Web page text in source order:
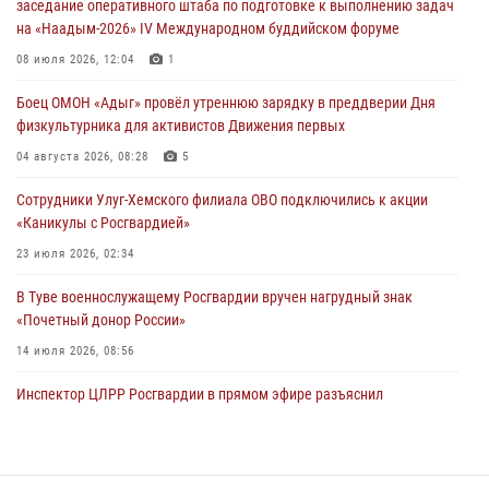
26 сигналов «Тревога» с автотранспортов отработали экипажи
задержаний Росгвардии в Туве с начала года
В Туве офицер Росгвардии подвела итоги юбилейного личного
забега
заседание оперативного штаба по подготовке к выполнению задач
на «Наадым-2026» IV Международном буддийском форуме
08 июля 2026, 12:04 1
Боец ОМОН «Адыг» провёл утреннюю зарядку в преддверии Дня
физкультурника для активистов Движения первых
04 августа 2026, 08:28 5
Сотрудники Улуг-Хемского филиала ОВО подключились к акции
«Каникулы с Росгвардией»
23 июля 2026, 02:34
В Туве военнослужащему Росгвардии вручен нагрудный знак
«Почетный донор России»
14 июля 2026, 08:56
Инспектор ЦЛРР Росгвардии в прямом эфире разъяснил